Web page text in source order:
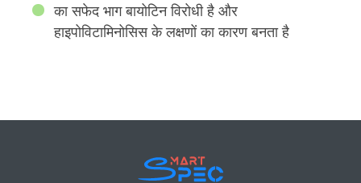
का सफेद भाग बायोटिन विरोधी है और
हाइपोविटामिनोसिस के लक्षणों का कारण बनता है